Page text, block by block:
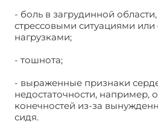
- боль в загрудинной
стрессовыми ситуациями
нагрузками;
- тошнота;
- выраженные признаки
недостаточности, например,
конечностей из-за
сидя.